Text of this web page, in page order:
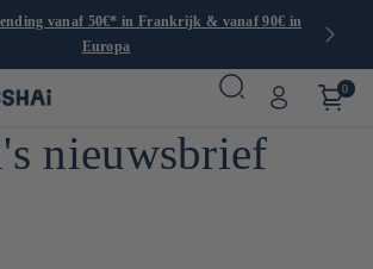
vanaf 50€* in Frankrijk & vanaf 90€ in
Europa
0
nieuwsbrief